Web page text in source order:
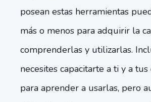
posean estas herramientas
más o menos para adquirir la
comprenderlas y utilizarlas.
necesites capacitarte a ti y a
para aprender a usarlas, pero